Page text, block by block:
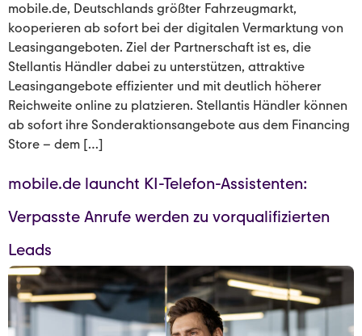
mobile.de, Deutschlands größter Fahrzeugmarkt,
kooperieren ab sofort bei der digitalen Vermarktung von
Leasingangeboten. Ziel der Partnerschaft ist es, die
Stellantis Händler dabei zu unterstützen, attraktive
Leasingangebote effizienter und mit deutlich höherer
Reichweite online zu platzieren. Stellantis Händler können
ab sofort ihre Sonderaktionsangebote aus dem Financing
Store – dem […]
mobile.de launcht KI-Telefon-Assistenten:
Verpasste Anrufe werden zu vorqualifizierten
Leads